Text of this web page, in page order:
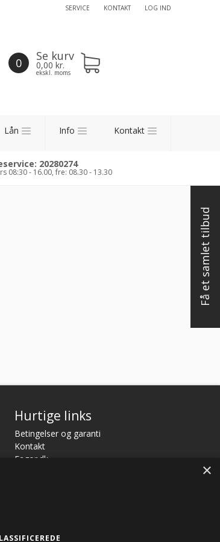
SERVICE KONTAKT LOG IND
0 Se kurv
0,00kr.
ekskl. moms
Lån Info Kontakt
20280274
08:30 - 16.00, fre: 08.30 - 13.30
Hurtige links
Betingelser og garanti
Kontakt
Fagor.dk
Få et samlet tilbud
×